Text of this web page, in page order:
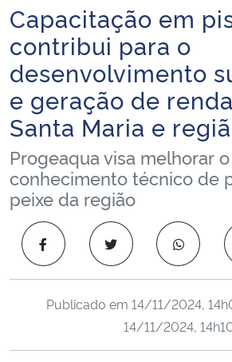
Ministério da Infraestrutura
Ministério da Agricultura, Pecuária e Abastecimento
Ministério da Educação
Ministério da Cidadania
Ministério da Saúde
Ministério de Minas e Energia
Ministério da Ciência, Tecnologia, Inovações e
Ministério do Meio Ambiente
Ministério do Turismo
Início do conteúdo
Capacitação em
contribui para o
desenvolvimento
e geração de
Santa Maria e
Progeaqua visa melhorar o
conhecimento técnico de
peixe da região
Publicado em 14/11/2024,
14/11/2024,